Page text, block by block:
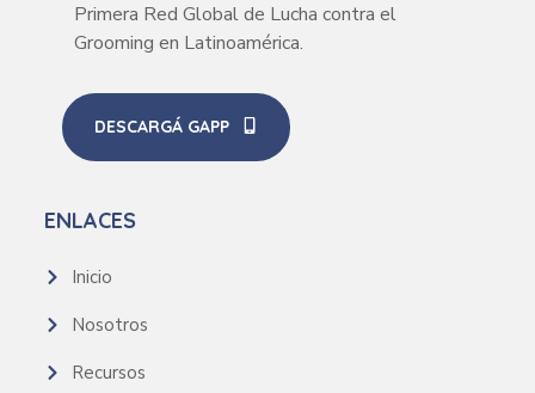
Primera Red Global de Lucha contra el
Grooming en Latinoamérica.
DESCARGÁ GAPP
ENLACES
Inicio
Nosotros
Recursos